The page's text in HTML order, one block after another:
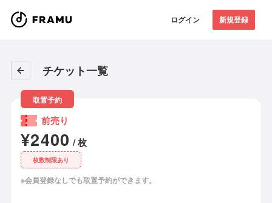
ログイン 新規登録
チケット一覧
取置予約
前売り
¥2400 / 枚
枚数制限あり
※会員登録なしでも取置予約ができます。